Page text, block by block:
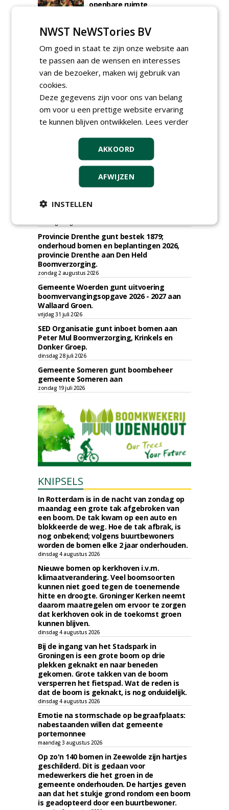
openbare ruimte
TENDERS
Academisch Ziekenhuis Maastricht gunt
Hoveniers, Dolmans Landscaping Group en
Provincie Drenthe gunt bestek 1879;
onderhoud bomen en beplantingen 2026,
provincie Drenthe aan Den Held
Boomverzorging.
zondag 2 augustus 2026
Gemeente Woerden gunt uitvoering
boomvervangingsopgave 2026 - 2027 aan
Wallaard Groen.
vrijdag 31 juli 2026
SED Organisatie gunt inboet bomen aan
Peter Mul Boomverzorging, Krinkels en
Donker Groep.
dinsdag 28 juli 2026
Gemeente Someren gunt boombeheer
gemeente Someren aan
zondag 19 juli 2026
KNIPSELS
In Rotterdam is in de nacht van zondag op
maandag een grote tak afgebroken van
een boom. De tak kwam op een auto en
blokkeerde de weg. Hoe de tak afbrak, is
nog onbekend; volgens buurtbewoners
worden de bomen elke 2 jaar onderhouden.
dinsdag 4 augustus 2026
Nieuwe bomen op kerkhoven i.v.m.
klimaatverandering. Veel boomsoorten
kunnen niet goed tegen de toenemende
hitte en droogte. Groninger Kerken neemt
daarom maatregelen om ervoor te zorgen
dat kerkhoven ook in de toekomst groen
kunnen blijven.
dinsdag 4 augustus 2026
Bij de ingang van het Stadspark in
Groningen is een grote boom op drie
plekken geknakt en naar beneden
gekomen. Grote takken van de boom
versperren het fietspad. Wat de reden is
dat de boom is geknakt, is nog onduidelijk.
dinsdag 4 augustus 2026
Emotie na stormschade op begraafplaats:
nabestaanden willen dat gemeente
portemonnee
maandag 3 augustus 2026
Op zo'n 140 bomen in Zeewolde zijn hartjes
geschilderd. Dit is gedaan voor
medewerkers die het groen in de
gemeente onderhouden. De hartjes geven
aan dat het stukje grond rondom een boom
is geadopteerd door een buurtbewoner.
NWST NeWSTories BV
Om goed in staat te zijn onze website aan
te passen aan de wensen en interesses
van de bezoeker, maken wij gebruik van
cookies.
Deze gegevens zijn voor ons van belang
om voor u een prettige website ervaring
te kunnen blijven ontwikkelen. Lees verder
AKKOORD
AFWIJZEN
INSTELLEN